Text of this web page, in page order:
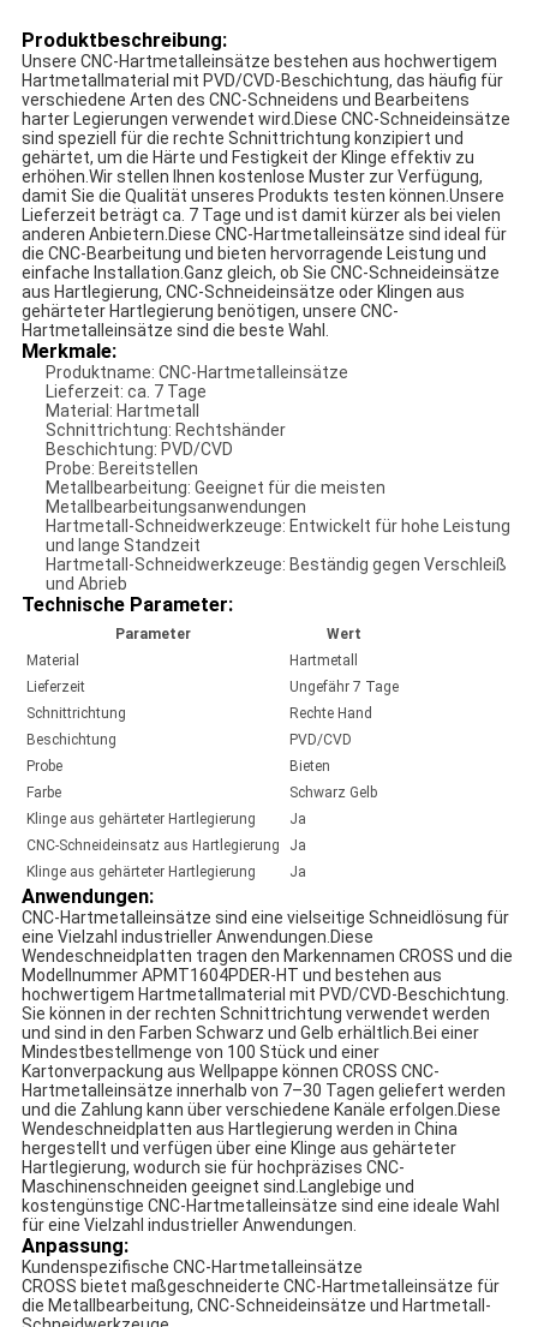
Produktbeschreibung:
Unsere CNC-Hartmetalleinsätze bestehen aus hochwertigem
Hartmetallmaterial mit PVD/CVD-Beschichtung, das häufig für
verschiedene Arten des CNC-Schneidens und Bearbeitens
harter Legierungen verwendet wird.Diese CNC-Schneideinsätze
sind speziell für die rechte Schnittrichtung konzipiert und
gehärtet, um die Härte und Festigkeit der Klinge effektiv zu
erhöhen.Wir stellen Ihnen kostenlose Muster zur Verfügung,
damit Sie die Qualität unseres Produkts testen können.Unsere
Lieferzeit beträgt ca. 7 Tage und ist damit kürzer als bei vielen
anderen Anbietern.Diese CNC-Hartmetalleinsätze sind ideal für
die CNC-Bearbeitung und bieten hervorragende Leistung und
einfache Installation.Ganz gleich, ob Sie CNC-Schneideinsätze
aus Hartlegierung, CNC-Schneideinsätze oder Klingen aus
gehärteter Hartlegierung benötigen, unsere CNC-
Hartmetalleinsätze sind die beste Wahl.
Merkmale:
Produktname: CNC-Hartmetalleinsätze
Lieferzeit: ca. 7 Tage
Material: Hartmetall
Schnittrichtung: Rechtshänder
Beschichtung: PVD/CVD
Probe: Bereitstellen
Metallbearbeitung: Geeignet für die meisten
Metallbearbeitungsanwendungen
Hartmetall-Schneidwerkzeuge: Entwickelt für hohe Leistung
und lange Standzeit
Hartmetall-Schneidwerkzeuge: Beständig gegen Verschleiß
und Abrieb
Technische Parameter:
Parameter
Wert
Material
Hartmetall
Lieferzeit
Ungefähr 7 Tage
Schnittrichtung
Rechte Hand
Beschichtung
PVD/CVD
Probe
Bieten
Farbe
Schwarz Gelb
Klinge aus gehärteter Hartlegierung
Ja
CNC-Schneideinsatz aus Hartlegierung
Ja
Klinge aus gehärteter Hartlegierung
Ja
Anwendungen:
CNC-Hartmetalleinsätze sind eine vielseitige Schneidlösung für
eine Vielzahl industrieller Anwendungen.Diese
Wendeschneidplatten tragen den Markennamen CROSS und die
Modellnummer APMT1604PDER-HT und bestehen aus
hochwertigem Hartmetallmaterial mit PVD/CVD-Beschichtung.
Sie können in der rechten Schnittrichtung verwendet werden
und sind in den Farben Schwarz und Gelb erhältlich.Bei einer
Mindestbestellmenge von 100 Stück und einer
Kartonverpackung aus Wellpappe können CROSS CNC-
Hartmetalleinsätze innerhalb von 7–30 Tagen geliefert werden
und die Zahlung kann über verschiedene Kanäle erfolgen.Diese
Wendeschneidplatten aus Hartlegierung werden in China
hergestellt und verfügen über eine Klinge aus gehärteter
Hartlegierung, wodurch sie für hochpräzises CNC-
Maschinenschneiden geeignet sind.Langlebige und
kostengünstige CNC-Hartmetalleinsätze sind eine ideale Wahl
für eine Vielzahl industrieller Anwendungen.
Anpassung:
Kundenspezifische CNC-Hartmetalleinsätze
CROSS bietet maßgeschneiderte CNC-Hartmetalleinsätze für
die Metallbearbeitung, CNC-Schneideinsätze und Hartmetall-